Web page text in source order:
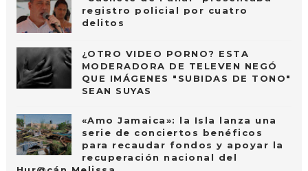
registro policial por cuatro
delitos
¿OTRO VIDEO PORNO? ESTA
MODERADORA DE TELEVEN NEGÓ
QUE IMÁGENES "SUBIDAS DE TONO"
SEAN SUYAS
«Amo Jamaica»: la Isla lanza una
serie de conciertos benéficos
para recaudar fondos y apoyar la
recuperación nacional del